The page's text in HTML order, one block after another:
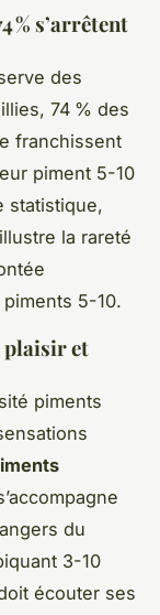
% s’arrêtent
des
74 % des
franchissent
piment 5-10
statistique,
la rareté
5-10.
plaisir et
piments
du
3-10
écouter ses